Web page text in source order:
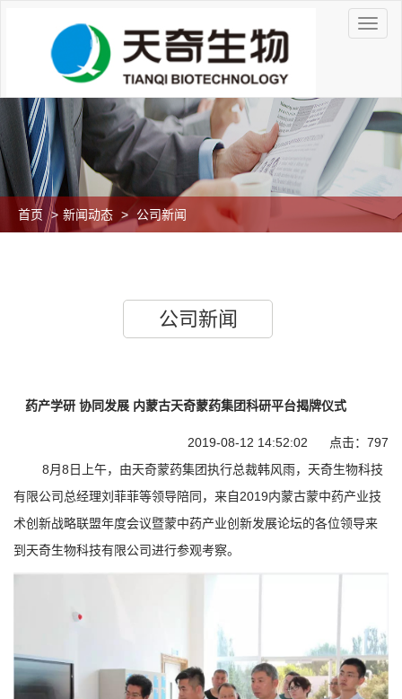
首页 > 新闻动态 > 公司新闻
公司新闻
药产学研 协同发展 内蒙古天奇蒙药集团科研平台揭牌仪式
2019-08-12 14:52:02 点击：797
8月8日上午，由天奇蒙药集团执行总裁韩风雨，天奇生物科技
有限公司总经理刘菲菲等领导陪同，来自2019内蒙古蒙中药产业技
术创新战略联盟年度会议暨蒙中药产业创新发展论坛的各位领导来
到天奇生物科技有限公司进行参观考察。